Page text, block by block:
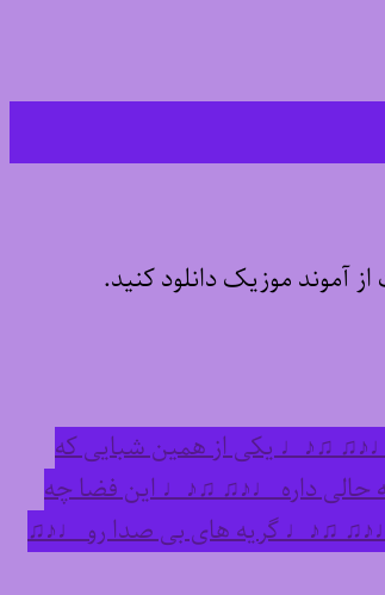
آموند موزیک دانلود کنید.
♫♪♩ یکی از همین شبایی که
داره ♩♪♫ ♫♪♩ این فضا چه
♫♪♩ گریه های بی صدا رو ♩♪♫